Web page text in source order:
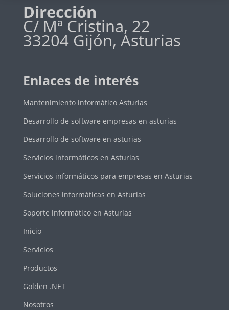
Dirección
C/ Mª Cristina, 22
33204 Gijón, Asturias
Enlaces de interés
Mantenimiento informático Asturias
Desarrollo de software empresas en asturias
Desarrollo de software en asturias
Servicios informáticos en Asturias
Servicios informáticos para empresas en Asturias
Soluciones informáticas en Asturias
Soporte informático en Asturias
Inicio
Servicios
Productos
Golden .NET
Nosotros